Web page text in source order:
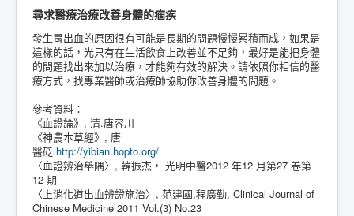
尋求醫療治療改善身體的痼疾
發生胃出血的原因很有可能是長期的問題慢慢累積而成，如果是
這樣的話，光只有在生活飲食上改善並不足夠，最好是能把身體
的問題找出來加以治療，才能夠有效的解決。請依照你相信的醫
療方式，找專業醫師或治療師協助你改善身體的問題。
參考資料：
《血證論》, 清.唐容川
《神農本草經》, 唐
醫砭 http://yibian.hopto.org/
〈血證辨治舉隅〉, 韓振杰， 光明中醫2012 年12 月第27 卷第
12 期
〈上消化道出血辨證施治〉, 范建國,程廣勤, Clinical Journal of
Chinese Medicine 2011 Vol.(3) No.23